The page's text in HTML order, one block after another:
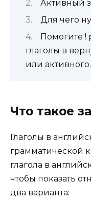
Активный
Для чего
Помогите !
глаголы в
или
Что такое
Глаголы в
грамматической
глагола в
чтобы показать
два варианта: